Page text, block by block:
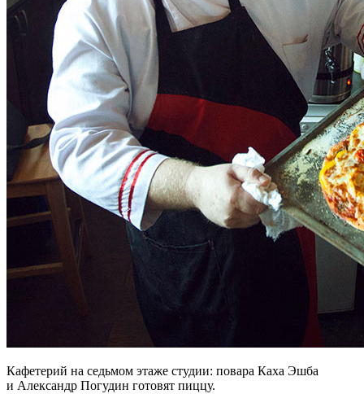
Кафетерий на седьмом этаже студии: повара Каха Эшба
и Александр Погудин готовят пиццу.